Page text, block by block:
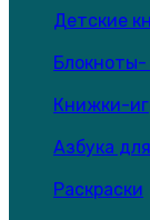
Детские
Блокноты-
Книжки-
Азбука
Раскраски